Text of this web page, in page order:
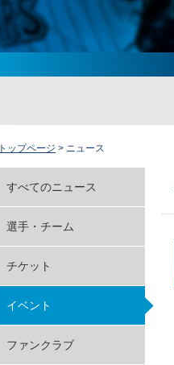
トップページ > ニュース
すべてのニュース
選手・チーム
チケット
イベント
ファンクラブ